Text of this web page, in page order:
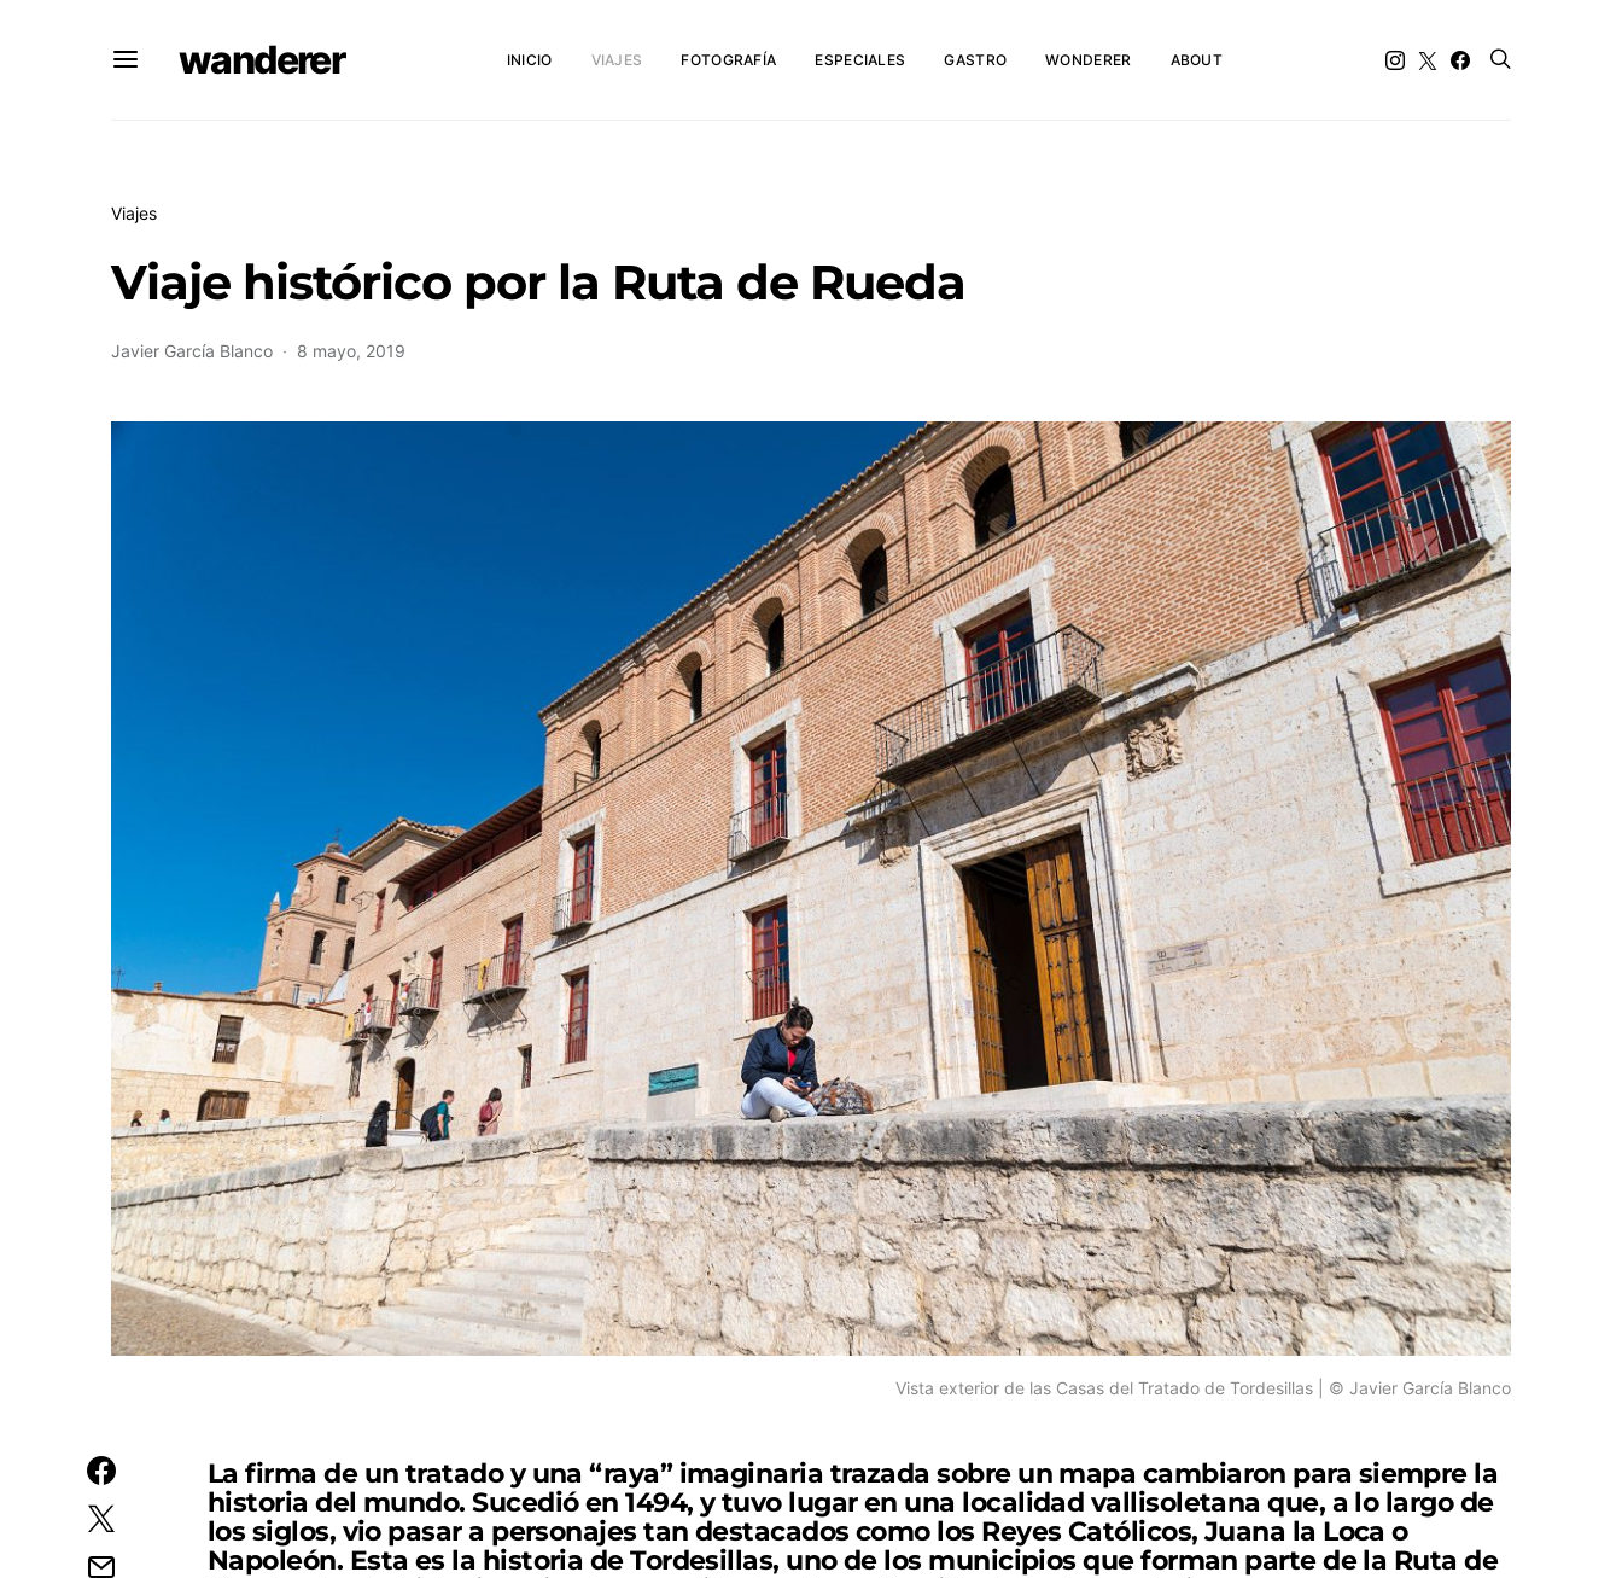
wanderer INICIO VIAJES FOTOGRAFÍA ESPECIALES GASTRO WONDERER ABOUT
Viajes
Viaje histórico por la Ruta de Rueda
Javier García Blanco 8 mayo, 2019
Vista exterior de las Casas del Tratado de Tordesillas | © Javier García Blanco
La firma de un tratado y una “raya” imaginaria trazada sobre un mapa cambiaron para siempre la
historia del mundo. Sucedió en 1494, y tuvo lugar en una localidad vallisoletana que, a lo largo de
los siglos, vio pasar a personajes tan destacados como los Reyes Católicos, Juana la Loca o
Napoleón. Esta es la historia de Tordesillas, uno de los municipios que forman parte de la Ruta de